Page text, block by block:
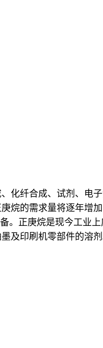
化纤合成、试剂、电
烷的需求量将逐年增
。正庚烷是现今工业
及印刷机零部件的溶